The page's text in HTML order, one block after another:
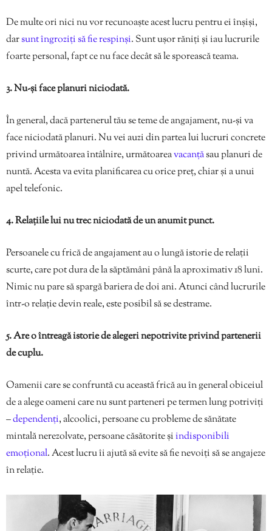
De multe ori nici nu vor recunoaște acest lucru pentru ei înșiși,
darsunt îngroziți să fie respinși. Sunt ușor răniți și iau lucrurile
foarte personal, fapt ce nu face decât să le sporească teama.
3. Nu-și face planuri niciodată.
În general, dacă partenerul tău se teme de angajament, nu-și va
face niciodată planuri. Nu vei auzi din partea lui lucruri concrete
privind următoarea întâlnire, următoareavacanțăsau planuri de
nuntă. Acesta va evita planificarea cu orice preț, chiar și a unui
apel telefonic.
4. Relațiile lui nu trec niciodată de un anumit punct.
Persoanele cu frică de angajament au o lungă istorie de relații
scurte, care pot dura de la săptămâni până la aproximativ 18 luni.
Nimic nu pare să spargă bariera de doi ani. Atunci când lucrurile
într-o relație devin reale, este posibil să se destrame.
5. Are o întreagă istorie de alegeri nepotrivite privind partenerii
de cuplu.
Oamenii care se confruntă cu această frică au în general obiceiul
de a alege oameni care nu sunt parteneri pe termen lung potriviți
–dependenți, alcoolici, persoane cu probleme de sănătate
mintală nerezolvate, persoane căsătorite șiindisponibili
emoțional. Acest lucru îi ajută să evite să fie nevoiți să se angajeze
în relație.